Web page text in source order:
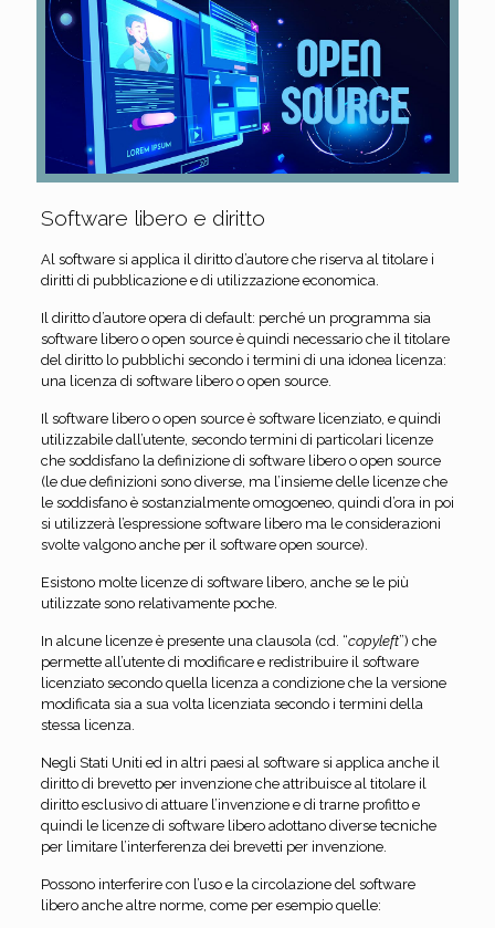
Software libero e diritto
Al software si applica il diritto d’autore che riserva al titolare i
diritti di pubblicazione e di utilizzazione economica.
Il diritto d’autore opera di default: perché un programma sia
software libero o open source è quindi necessario che il titolare
del diritto lo pubblichi secondo i termini di una idonea licenza:
una licenza di software libero o open source.
Il software libero o open source è software licenziato, e quindi
utilizzabile dall’utente, secondo termini di particolari licenze
che soddisfano la definizione di software libero o open source
(le due definizioni sono diverse, ma l’insieme delle licenze che
le soddisfano è sostanzialmente omogoeneo, quindi d’ora in poi
si utilizzerà l’espressione software libero ma le considerazioni
svolte valgono anche per il software open source).
Esistono molte licenze di software libero, anche se le più
utilizzate sono relativamente poche.
In alcune licenze è presente una clausola (cd. “copyleft”) che
permette all’utente di modificare e redistribuire il software
licenziato secondo quella licenza a condizione che la versione
modificata sia a sua volta licenziata secondo i termini della
stessa licenza.
Negli Stati Uniti ed in altri paesi al software si applica anche il
diritto di brevetto per invenzione che attribuisce al titolare il
diritto esclusivo di attuare l’invenzione e di trarne profitto e
quindi le licenze di software libero adottano diverse tecniche
per limitare l’interferenza dei brevetti per invenzione.
Possono interferire con l’uso e la circolazione del software
libero anche altre norme, come per esempio quelle: